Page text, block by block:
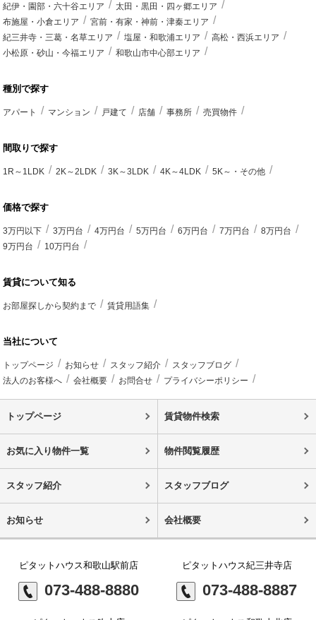
紀伊・園部・六十谷エリア
太田・黒田・四ヶ郷エリア
布施屋・小倉エリア
宮前・有家・神前・津秦エリア
紀三井寺・三葛・名草エリア
塩屋・和歌浦エリア
高松・西浜エリア
小松原・砂山・今福エリア
和歌山市中心部エリア
種別で探す
アパート マンション 戸建て 店舗 事務所 売買物件
間取りで探す
1R～1LDK 2K～2LDK 3K～3LDK 4K～4LDK 5K～・その他
価格で探す
3万円以下 3万円台 4万円台 5万円台 6万円台 7万円台
8万円台
9万円台
10万円台
賃貸について知る
お部屋探しから契約まで 賃貸用語集
当社について
トップページ お知らせ スタッフ紹介
スタッフブログ
法人のお客様へ
会社概要 お問合せ プライバシーポリシー
トップページ 賃貸物件検索
お気に入り物件一覧 物件閲覧履歴
スタッフ紹介 スタッフブログ
お知らせ 会社概要
ピタットハウス和歌山駅前店
073-488-8880
ピタットハウス紀三井寺店
073-488-8887